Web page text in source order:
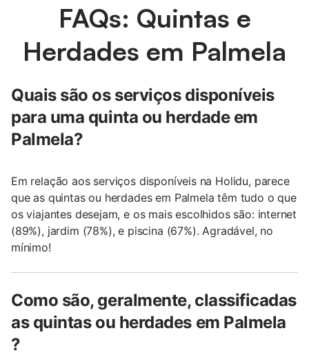
FAQs: Quintas e
Herdades em Palmela
Quais são os serviços disponíveis
para uma quinta ou herdade em
Palmela?
Em relação aos serviços disponíveis na Holidu, parece
que as quintas ou herdades em Palmela têm tudo o que
os viajantes desejam, e os mais escolhidos são: internet
(89%), jardim (78%), e piscina (67%). Agradável, no
mínimo!
Como são, geralmente, classificadas
as quintas ou herdades em Palmela
?